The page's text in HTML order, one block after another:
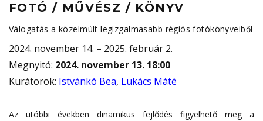
FOTÓ / MŰVÉSZ / KÖNYV
Válogatás a közelmúlt legizgalmasabb régiós fotókönyveiből
2024. november 14. – 2025. február 2.
Megnyitó: 2024. november 13. 18:00
Kurátorok: Istvánkó Bea, Lukács Máté
Az utóbbi években dinamikus fejlődés figyelhető meg a